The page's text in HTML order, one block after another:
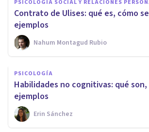
PSICOLOGÍA SOCIAL Y RELACIONES
Contrato de Ulises: qué es, cómo
ejemplos
Nahum Montagud Rubio
PSICOLOGÍA
Habilidades no cognitivas: qué
ejemplos
Erin Sánchez